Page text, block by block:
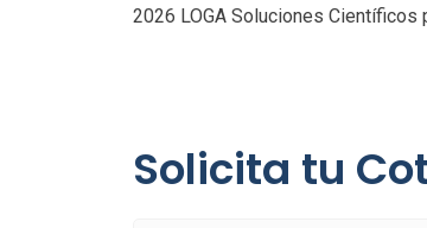
2026 LOGA Soluciones Científicos
Solicita tu